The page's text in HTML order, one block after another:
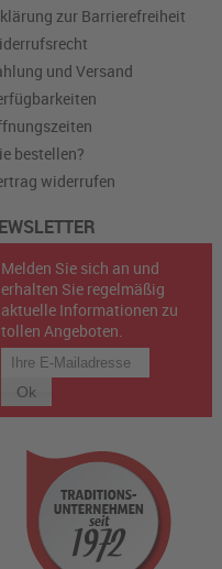
zur Barrierefreiheit
und Versand
bestellen?
widerrufen
Melden Sie sich an und
erhalten Sie regelmäßig
aktuelle Informationen zu
tollen Angeboten.